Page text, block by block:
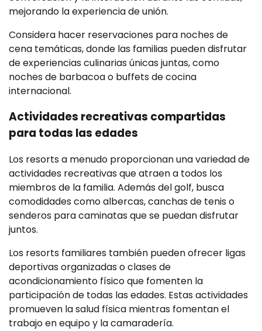
mejorando la experiencia de unión.
Considera hacer reservaciones para noches de
cena temáticas, donde las familias pueden disfrutar
de experiencias culinarias únicas juntas, como
noches de barbacoa o buffets de cocina
internacional.
Actividades recreativas compartidas
para todas las edades
Los resorts a menudo proporcionan una variedad de
actividades recreativas que atraen a todos los
miembros de la familia. Además del golf, busca
comodidades como albercas, canchas de tenis o
senderos para caminatas que se puedan disfrutar
juntos.
Los resorts familiares también pueden ofrecer ligas
deportivas organizadas o clases de
acondicionamiento físico que fomenten la
participación de todas las edades. Estas actividades
promueven la salud física mientras fomentan el
trabajo en equipo y la camaradería.